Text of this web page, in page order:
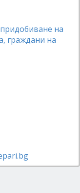
на
граждани на